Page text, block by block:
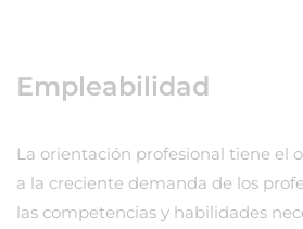
Empleabilidad
La orientación profesional tiene el
a la creciente demanda de los
las competencias y habilidades